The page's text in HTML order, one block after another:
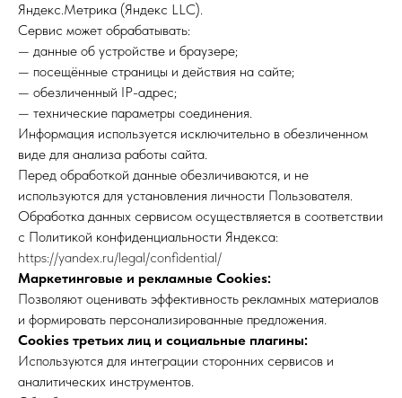
Яндекс.Метрика (Яндекс LLC).
Сервис может обрабатывать:
— данные об устройстве и браузере;
— посещённые страницы и действия на сайте;
— обезличенный IP-адрес;
— технические параметры соединения.
Информация используется исключительно в обезличенном
виде для анализа работы сайта.
Перед обработкой данные обезличиваются, и не
используются для установления личности Пользователя.
Обработка данных сервисом осуществляется в соответствии
с Политикой конфиденциальности Яндекса:
https://yandex.ru/legal/confidential/
Маркетинговые и рекламные Cookies:
Позволяют оценивать эффективность рекламных материалов
и формировать персонализированные предложения.
Cookies третьих лиц и социальные плагины:
Используются для интеграции сторонних сервисов и
аналитических инструментов.